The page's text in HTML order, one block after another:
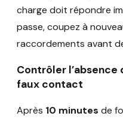
charge doit répondre
passe, coupez à
raccordements avant
Contrôler
faux contact
Après 10 minutes de